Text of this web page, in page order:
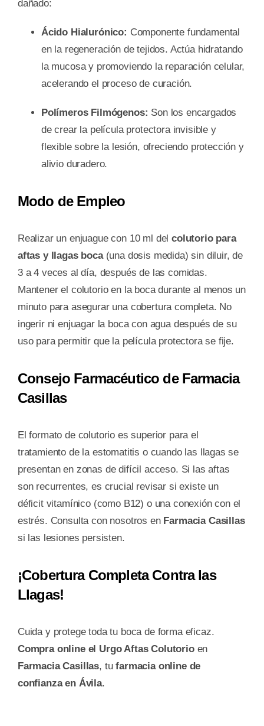
dañado:
Ácido Hialurónico: Componente fundamental
en la regeneración de tejidos. Actúa hidratando
la mucosa y promoviendo la reparación celular,
acelerando el proceso de curación.
Polímeros Filmógenos: Son los encargados
de crear la película protectora invisible y
flexible sobre la lesión, ofreciendo protección y
alivio duradero.
Modo de Empleo
Realizar un enjuague con 10 ml delcolutorio para
aftas y llagas boca(una dosis medida) sin diluir, de
3 a 4 veces al día, después de las comidas.
Mantener el colutorio en la boca durante al menos un
minuto para asegurar una cobertura completa. No
ingerir ni enjuagar la boca con agua después de su
uso para permitir que la película protectora se fije.
Consejo Farmacéutico de Farmacia
Casillas
El formato de colutorio es superior para el
tratamiento de la estomatitis o cuando las llagas se
presentan en zonas de difícil acceso. Si las aftas
son recurrentes, es crucial revisar si existe un
déficit vitamínico (como B12) o una conexión con el
estrés. Consulta con nosotros en Farmacia Casillas
si las lesiones persisten.
¡Cobertura Completa Contra las
Llagas!
Cuida y protege toda tu boca de forma eficaz.
Compra online el Urgo Aftas Colutorioen
Farmacia Casillas, tufarmacia online de
confianza en Ávila.